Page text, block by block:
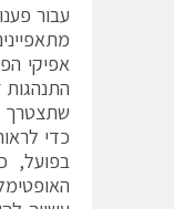
אפיקי
התנהגות
שתצטרך
כדי
בפועל,